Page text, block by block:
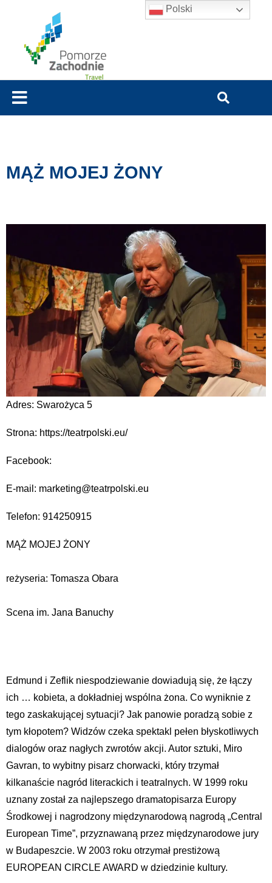
MĄŻ MOJEJ ŻONY
Adres: Swarożyca 5
Strona: https://teatrpolski.eu/
Facebook:
E-mail: marketing@teatrpolski.eu
Telefon: 914250915
MĄŻ MOJEJ ŻONY
reżyseria: Tomasza Obara
Scena im. Jana Banuchy
Edmund i Zeflik niespodziewanie dowiadują się, że łączy
ich … kobieta, a dokładniej wspólna żona. Co wyniknie z
tego zaskakującej sytuacji? Jak panowie poradzą sobie z
tym kłopotem? Widzów czeka spektakl pełen błyskotliwych
dialogów oraz nagłych zwrotów akcji. Autor sztuki, Miro
Gavran, to wybitny pisarz chorwacki, który trzymał
kilkanaście nagród literackich i teatralnych. W 1999 roku
uznany został za najlepszego dramatopisarza Europy
Środkowej i nagrodzony międzynarodową nagrodą „Central
European Time”, przyznawaną przez międzynarodowe jury
w Budapeszcie. W 2003 roku otrzymał prestiżową
EUROPEAN CIRCLE AWARD w dziedzinie kultury.
Polski